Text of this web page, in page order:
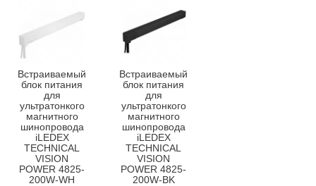
Встраиваемый
блок питания
для
ультратонкого
магнитного
шинопровода
iLEDEX
TECHNICAL
VISION
POWER 4825-
200W-WH
Встраиваемый
блок питания
для
ультратонкого
магнитного
шинопровода
iLEDEX
TECHNICAL
VISION
POWER 4825-
200W-BK